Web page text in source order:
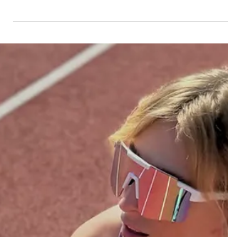
Bergläufen
Was du nach einem Traillauf für die
Regeneration machen solltest (und
vielleicht lieber nicht), verrate ich dir in
diesem Artikel.